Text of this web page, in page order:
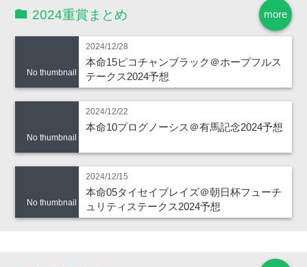
more
2024重賞まとめ
No thumbnail
2024/12/28
本命15ピコチャンブラック＠ホープフルス
テークス2024予想
No thumbnail
2024/12/22
本命10プログノーシス＠有馬記念2024予想
No thumbnail
2024/12/15
本命05タイセイブレイズ＠朝日杯フューチ
ュリティステークス2024予想